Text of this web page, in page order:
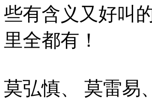
些有含义又好叫
里全都有！
莫弘慎、 莫雷易、